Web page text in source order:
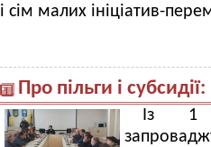
і сім малих ініціатив-
Про пільги і
Із 1